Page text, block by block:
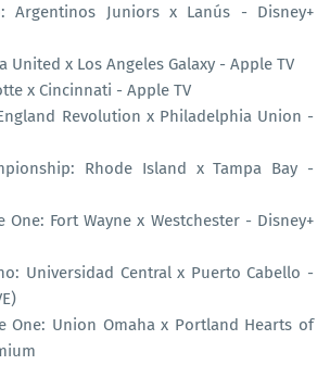
Argentinos Juniors x Lanús - Disney+
United x Los Angeles Galaxy - Apple TV
x Cincinnati - Apple TV
Revolution x Philadelphia Union -
Rhode Island x Tampa Bay -
One: Fort Wayne x Westchester - Disney+
Universidad Central x Puerto Cabello -
One: Union Omaha x Portland Hearts of